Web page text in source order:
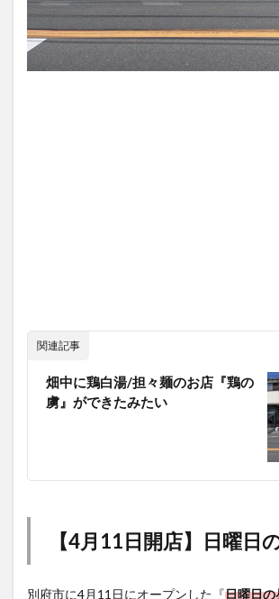
関連記事
畑中に鶏白湯/担々麺のお店『鶏の
虜』ができたみたい
【4月11日開店】日曜日
別府市に4月11日にオープンした『日曜日の